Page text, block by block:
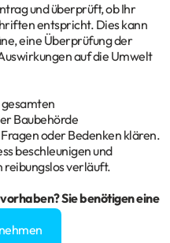
und überprüft, ob Ihr
entspricht. Dies kann
eine Überprüfung der
auf die Umwelt
gesamten
Baubehörde
oder Bedenken klären.
beschleunigen und
reibungslos verläuft.
Sie benötigen eine